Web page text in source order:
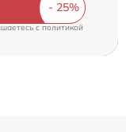
c политикой